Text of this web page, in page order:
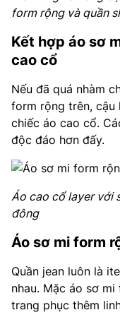
form rộng và quần
Kết hợp áo sơ
cao cổ
Nếu đã quá nhàm
form rộng trên,
chiếc áo cao cổ.
độc đáo hơn đấy.
Áo cao cổ layer với
đông
Áo sơ mi form
Quần jean luôn là
nhau. Mặc áo sơ
trang phục thêm